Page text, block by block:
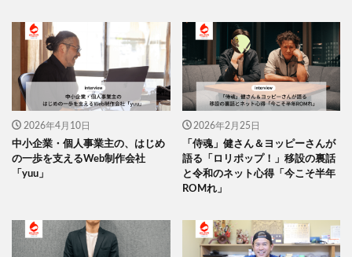
2026年4月10日
中小企業・個人事業主の、はじめ
の一歩を支えるWeb制作会社
「yuu」
2026年2月25日
「侍魂」健さん＆ヨッピーさんが
語る「ロリポップ！」移設の裏話
と令和のネット心得「今こそ半年
ROMれ」